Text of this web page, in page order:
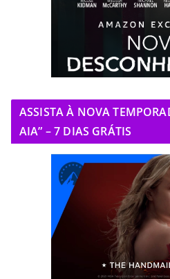
ASSISTA À NOVA
AIA” – 7 DIAS GRÁTIS